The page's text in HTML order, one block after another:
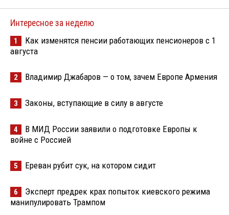
Интересное за неделю
1
Как изменятся пенсии работающих пенсионеров с 1
августа
2 Владимир Джабаров — о том, зачем Европе Армения
3 Законы, вступающие в силу в августе
4
В МИД России заявили о подготовке Европы к
войне с Россией
5 Ереван рубит сук, на котором сидит
6
Эксперт предрек крах попыток киевского режима
манипулировать Трампом